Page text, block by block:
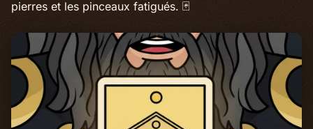
pierres et les pinceaux fatigués. 🃏